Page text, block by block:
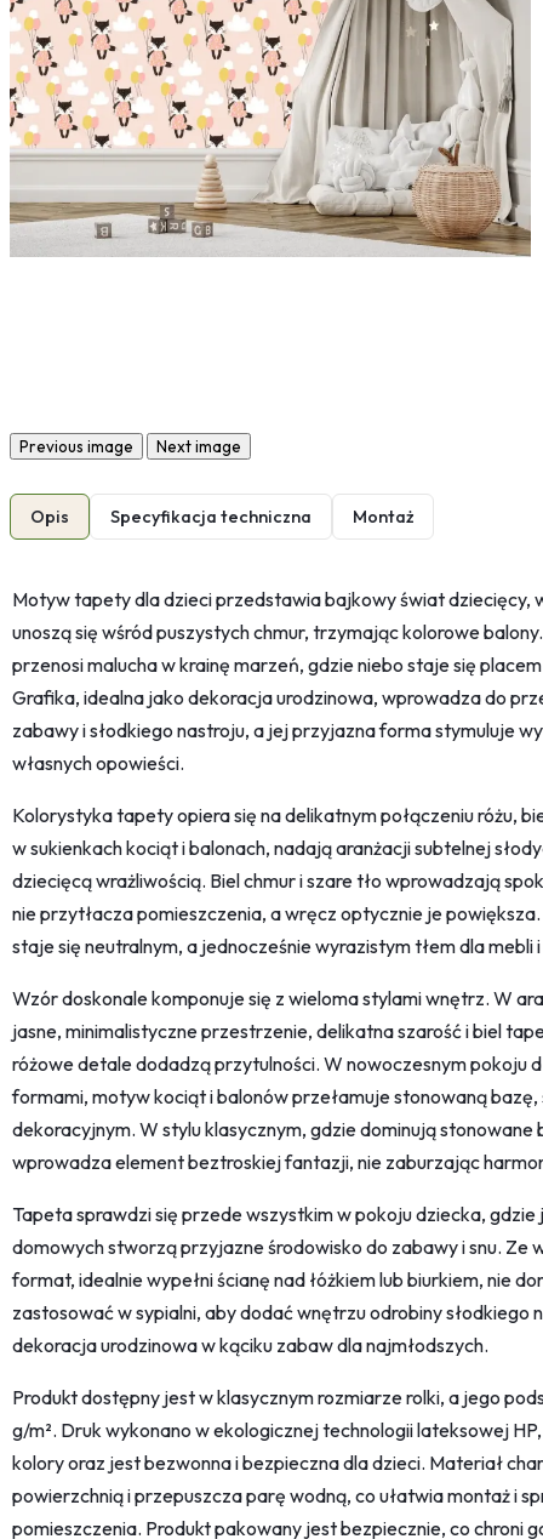
Previous image Next image
Opis Specyfikacja techniczna Montaż
Motyw tapety dla dzieci przedstawia bajkowy świat dziecięcy,
unoszą się wśród puszystych chmur, trzymając kolorowe
przenosi malucha w krainę marzeń, gdzie niebo staje się
Grafika, idealna jako dekoracja urodzinowa, wprowadza do
zabawy i słodkiego nastroju, a jej przyjazna forma stymuluje
własnych opowieści.
Kolorystyka tapety opiera się na delikatnym połączeniu różu,
w sukienkach kociąt i balonach, nadają aranżacji subtelnej
dziecięcą wrażliwością. Biel chmur i szare tło wprowadzają
nie przytłacza pomieszczenia, a wręcz optycznie je
staje się neutralnym, a jednocześnie wyrazistym tłem dla mebli
Wzór doskonale komponuje się z wieloma stylami wnętrz. W
jasne, minimalistyczne przestrzenie, delikatna szarość i biel
różowe detale dodadzą przytulności. W nowoczesnym pokoju
formami, motyw kociąt i balonów przełamuje stonowaną
dekoracyjnym. W stylu klasycznym, gdzie dominują
wprowadza element beztroskiej fantazji, nie zaburzając
Tapeta sprawdzi się przede wszystkim w pokoju dziecka,
domowych stworzą przyjazne środowisko do zabawy i snu. Ze
format, idealnie wypełni ścianę nad łóżkiem lub biurkiem, nie
zastosować w sypialni, aby dodać wnętrzu odrobiny słodkiego
dekoracja urodzinowa w kąciku zabaw dla najmłodszych.
Produkt dostępny jest w klasycznym rozmiarze rolki, a jego
g/m². Druk wykonano w ekologicznej technologii lateksowej
kolory oraz jest bezwonna i bezpieczna dla dzieci. Materiał
powierzchnią i przepuszcza parę wodną, co ułatwia montaż i
pomieszczenia. Produkt pakowany jest bezpiecznie, co chroni